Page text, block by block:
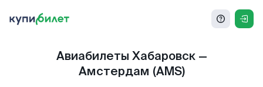
Авиабилеты Хабаровск —
Амстердам (AMS)